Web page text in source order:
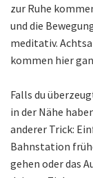
zur Ruhe
und die
meditativ.
kommen hier
Falls du
in der Nähe
anderer Trick:
Bahnstation
gehen oder das